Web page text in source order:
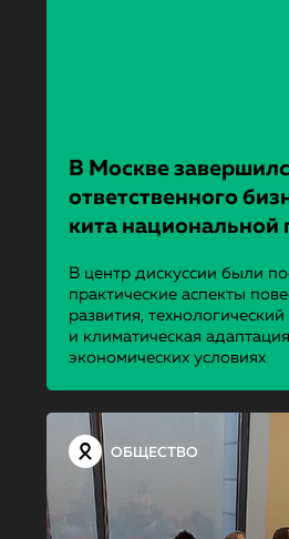
В Москве
ответственно­го
кита национальной
В центр дискуссии были
практические аспекты
развития, технологический
и климатическая
экономических условиях
ОБЩЕСТВО